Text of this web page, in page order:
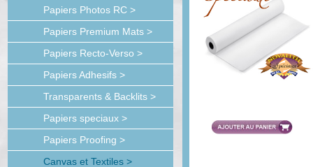
Papiers Photos RC >
Papiers Premium Mats >
Papiers Recto-Verso >
Papiers Adhesifs >
Transparents & Backlits >
Papiers speciaux >
Papiers Proofing >
Canvas et Textiles >